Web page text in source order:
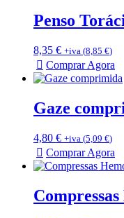
Penso
8,35 € +iva (8,85 €)
Comprar Agora
Gaze
4,80 € +iva (5,09 €)
Comprar Agora